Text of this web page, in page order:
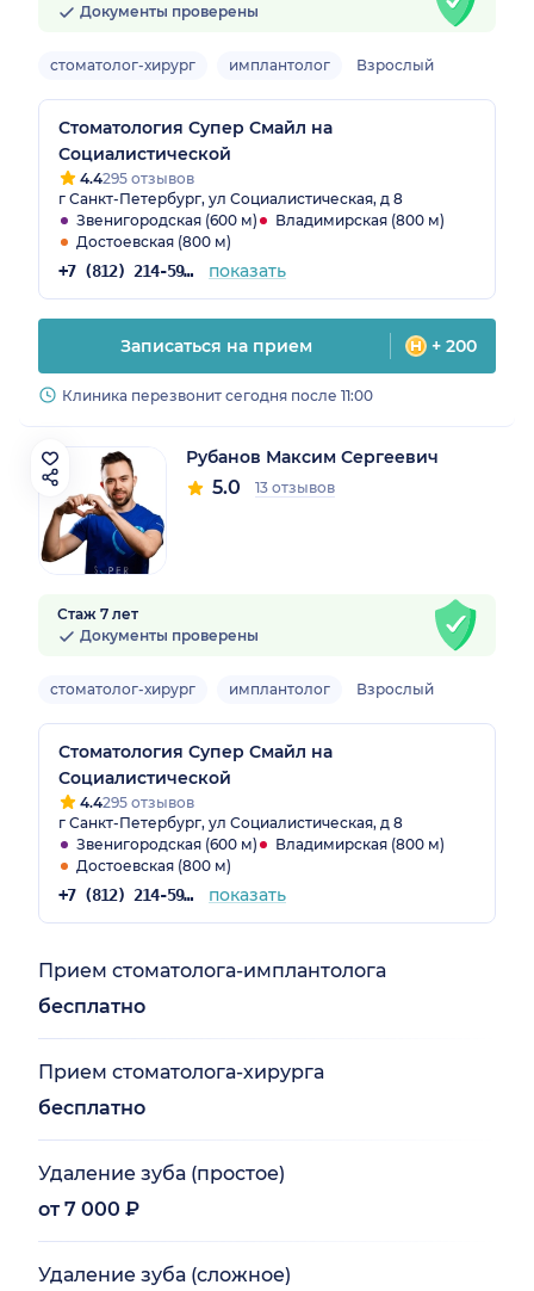
Документы проверены
стоматолог-хирург имплантолог Взрослый
Стоматология Супер Смайл на
Социалистической
4.4295 отзывов
г Санкт-Петербург, ул Социалистическая, д 8
Звенигородская (600 м)
Владимирская (800 м)
Достоевская (800 м)
+7 (812) 214-59-31 показать
Записаться на прием + 200
Клиника перезвонит сегодня после 11:00
Рубанов Максим Сергеевич
5.0 13 отзывов
Стаж 7 лет
Документы проверены
стоматолог-хирург имплантолог Взрослый
Стоматология Супер Смайл на
Социалистической
4.4295 отзывов
г Санкт-Петербург, ул Социалистическая, д 8
Звенигородская (600 м)
Владимирская (800 м)
Достоевская (800 м)
+7 (812) 214-59-31 показать
Прием стоматолога-имплантолога
бесплатно
Прием стоматолога-хирурга
бесплатно
Удаление зуба (простое)
от 7 000 ₽
Удаление зуба (сложное)